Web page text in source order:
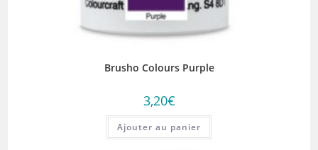
Brusho Colours Purple
3,20€
Ajouter au panier